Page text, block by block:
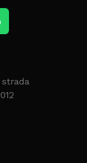
strada